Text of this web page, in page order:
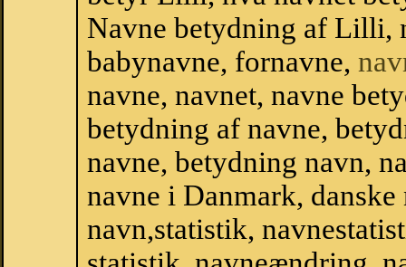
Navne betydning af Lilli,
babynavne, fornavne,
navne, navnet, navne
betydning af navne,
navne, betydning navn,
navne i Danmark,
navn,statistik,